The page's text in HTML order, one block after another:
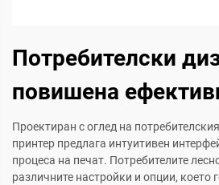
Потребителски
повишена
Проектиран с оглед на
принтер предлага интуитивен
процеса на печат. Потребителите
различните настройки и опции, което